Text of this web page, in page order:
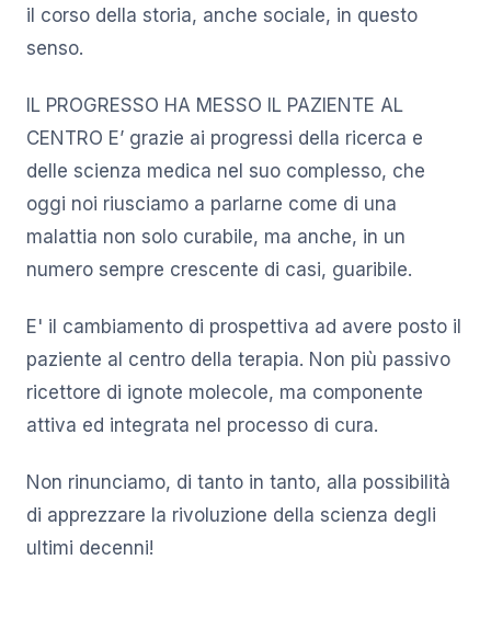
il corso della storia, anche sociale, in questo
senso.
IL PROGRESSO HA MESSO IL PAZIENTE AL
CENTRO E’ grazie ai progressi della ricerca e
delle scienza medica nel suo complesso, che
oggi noi riusciamo a parlarne come di una
malattia non solo curabile, ma anche, in un
numero sempre crescente di casi, guaribile.
E' il cambiamento di prospettiva ad avere posto il
paziente al centro della terapia. Non più passivo
ricettore di ignote molecole, ma componente
attiva ed integrata nel processo di cura.
Non rinunciamo, di tanto in tanto, alla possibilità
di apprezzare la rivoluzione della scienza degli
ultimi decenni!